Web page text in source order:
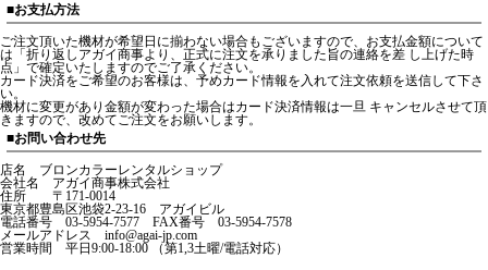
■お支払方法
ご注文頂いた機材が希望日に揃わない場合もございますので、お支払金額について
は「折り返しアガイ商事より、正式に注文を承りました旨の連絡を差 し上げた時
点」で確定いたしますのでご了承ください。
カード決済をご希望のお客様は、予めカード情報を入れて注文依頼を送信して下さ
い。
機材に変更があり金額が変わった場合はカード決済情報は一旦 キャンセルさせて頂
きますので、改めてご注文をお願いします。
■お問い合わせ先
店名 ブロンカラーレンタルショップ
会社名 アガイ商事株式会社
住所 〒171-0014
東京都豊島区池袋2-23-16 アガイビル
電話番号 03-5954-7577 FAX番号 03-5954-7578
メールアドレス info@agai-jp.com
営業時間 平日9:00-18:00 （第1,3土曜/電話対応）